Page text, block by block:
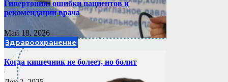
Гипертония: ошибки пациентов и
рекомендации врача
Май 18, 2026
Здравоохранение
Когда кишечник не болеет, но болит